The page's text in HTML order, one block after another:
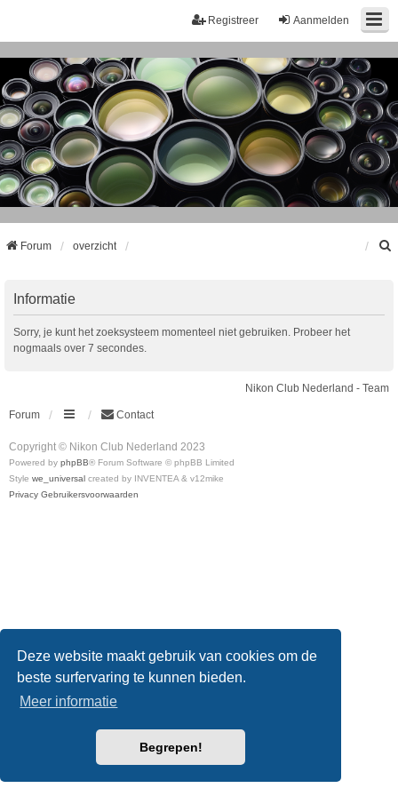
Deze website maakt gebruik van cookies om de
beste surfervaring te kunnen bieden.
Meer informatie
Begrepen!
Aanmelden
Registreer
Forum overzicht
Informatie
Sorry, je kunt het zoeksysteem momenteel niet gebruiken. Probeer het
nogmaals over 7 secondes.
Nikon Club Nederland - Team
Forum Contact
Copyright © Nikon Club Nederland 2023
Powered by phpBB® Forum Software © phpBB Limited
Style we_universal created by INVENTEA & v12mike
Privacy Gebruikersvoorwaarden